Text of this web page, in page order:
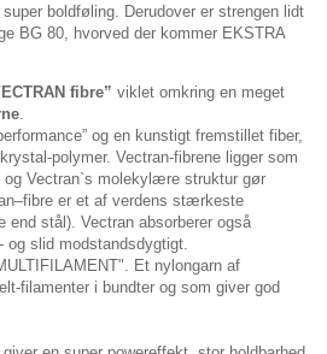
boldføling. Derudover er strengen lidt
BG 80, hvorved der kommer EKSTRA
fibre” viklet omkring en meget
og en kunstigt fremstillet fiber,
polymer. Vectran-fibrene ligger som
Vectran`s molekylære struktur gør
er et af verdens stærkeste
end stål). Vectran absorberer også
slid modstandsdygtigt.
Et nylongarn af
filamenter i bundter og som giver god